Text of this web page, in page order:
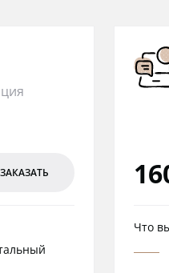
ЗАКАЗАТЬ
Что